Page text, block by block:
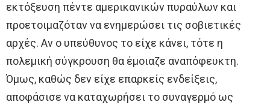
εκτόξευση πέντε αμερικανικών πυραύλων και
προετοιμαζόταν να ενημερώσει τις σοβιετικές
αρχές. Αν ο υπεύθυνος το είχε κάνει, τότε η
πολεμική σύγκρουση θα έμοιαζε αναπόφευκτη.
Όμως, καθώς δεν είχε επαρκείς ενδείξεις,
αποφάσισε να καταχωρήσει το συναγερμό ως